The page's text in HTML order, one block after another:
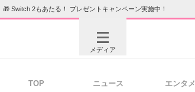
🎁 Switch 2もあたる！ プレゼントキャンペーン実施中！
メディア
TOP ニュース エンタメ